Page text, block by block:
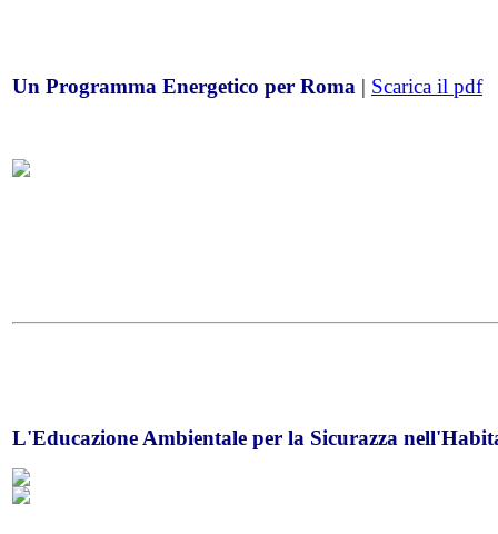
Un Programma Energetico per Roma | Scarica il pdf
L'Educazione Ambientale per la Sicurazza